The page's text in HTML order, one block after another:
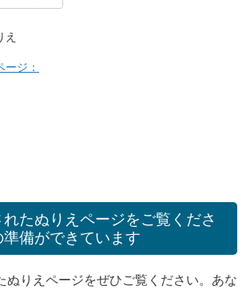
え
ジ：
たぬりえページをご覧くださ
備ができています
ぬりえページをぜひご覧ください。あな